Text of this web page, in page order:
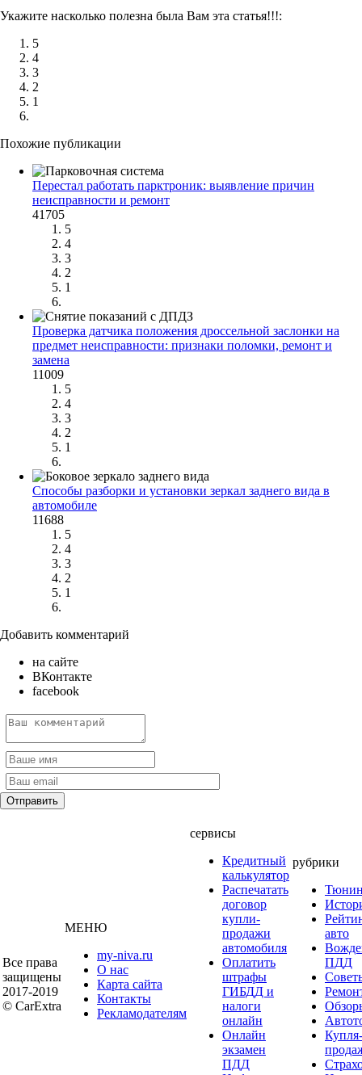
Укажите насколько полезна была Вам эта статья!!!:
5
4
3
2
1
Похожие публикации
Перестал работать парктроник: выявление причин
неисправности и ремонт
41705
5
4
3
2
1
Проверка датчика положения дроссельной заслонки на
предмет неисправности: признаки поломки, ремонт и
замена
11009
5
4
3
2
1
Способы разборки и установки зеркал заднего вида в
автомобиле
11688
5
4
3
2
1
Добавить комментарий
на сайте
ВКонтакте
facebook
Все права
защищены
2017-2019
© CarExtra
МЕНЮ
my-niva.ru
О нас
Карта сайта
Контакты
Рекламодателям
сервисы
Кредитный
калькулятор
Распечатать
договор
купли-
продажи
автомобиля
Оплатить
штрафы
ГИБДД и
налоги
онлайн
Онлайн
экзамен
ПДД
рубрики
авто
ПДД
Купля-